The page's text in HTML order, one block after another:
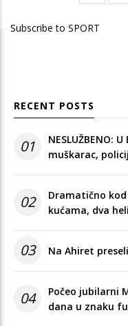
Subscribe to SPORT
RECENT POSTS
01
NESLUŽBENO:
muškarac,
02
Dramatično kod
kućama, dva
03 Na Ahiret
04
Počeo jubilarni
dana u znaku